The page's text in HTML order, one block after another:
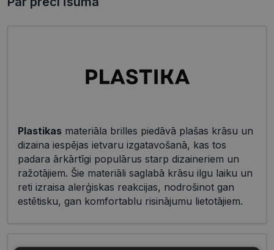
Plastikas materiāla brilles piedāvā plašas krāsu un
dizaina iespējas ietvaru izgatavošanā, kas tos
padara ārkārtīgi populārus starp dizaineriem un
ražotājiem. Šie materiāli saglabā krāsu ilgu laiku un
reti izraisa alerģiskas reakcijas, nodrošinot gan
estētisku, gan komfortablu risinājumu lietotājiem.